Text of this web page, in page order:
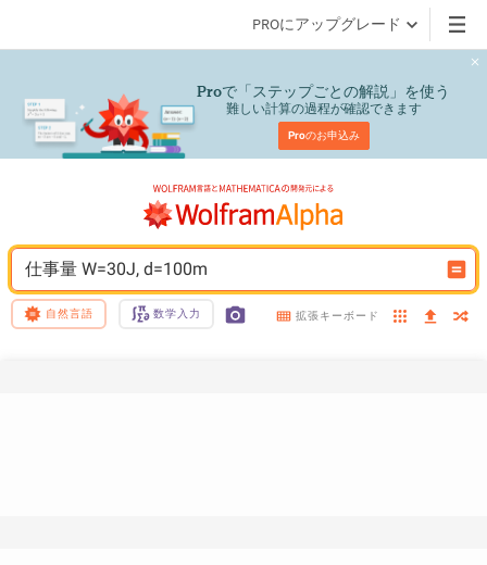
PROにアップグレード
Proで「ステップごとの解説」を使う
難しい計算の過程が確認できます
Proのお申込み
仕事量 W=30J, d=100m
自然言語 数学入力 拡張キーボード